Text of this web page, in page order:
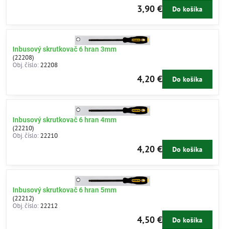
3,90 € Do košíka
Inbusový skrutkovač 6 hran 3mm
(22208)
Obj. číslo: 22208
4,20 € Do košíka
Inbusový skrutkovač 6 hran 4mm
(22210)
Obj. číslo: 22210
4,20 € Do košíka
Inbusový skrutkovač 6 hran 5mm
(22212)
Obj. číslo: 22212
4,50 € Do košíka